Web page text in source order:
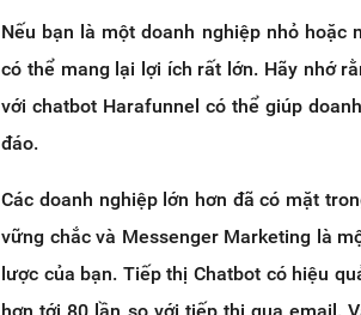
Nếu bạn là một doanh nghiệp nhỏ hoặc
có thể mang lại lợi ích rất lớn. Hãy nhớ
với chatbot Harafunnel có thể giúp
đáo.
Các doanh nghiệp lớn hơn đã có mặt
vững chắc và Messenger Marketing là
lược của bạn. Tiếp thị Chatbot có hiệu